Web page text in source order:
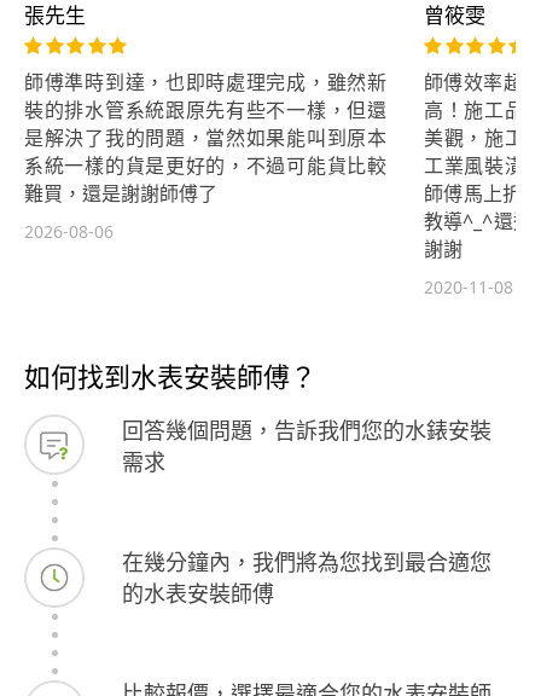
張先生
師傅準時到達，也即時處理完成，雖然新
裝的排水管系統跟原先有些不一樣，但還
是解決了我的問題，當然如果能叫到原本
系統一樣的貨是更好的，不過可能貨比較
難買，還是謝謝師傅了
2026-08-06
曾筱雯
師傅效率超
高！施工品
美觀，施工
工業風裝潢
師傅馬上折
教導^_^還遇
謝謝
2020-11-08
如何找到水表安裝師傅？
回答幾個問題，告訴我們您的水錶安裝
需求
在幾分鐘內，我們將為您找到最合適您
的水表安裝師傅